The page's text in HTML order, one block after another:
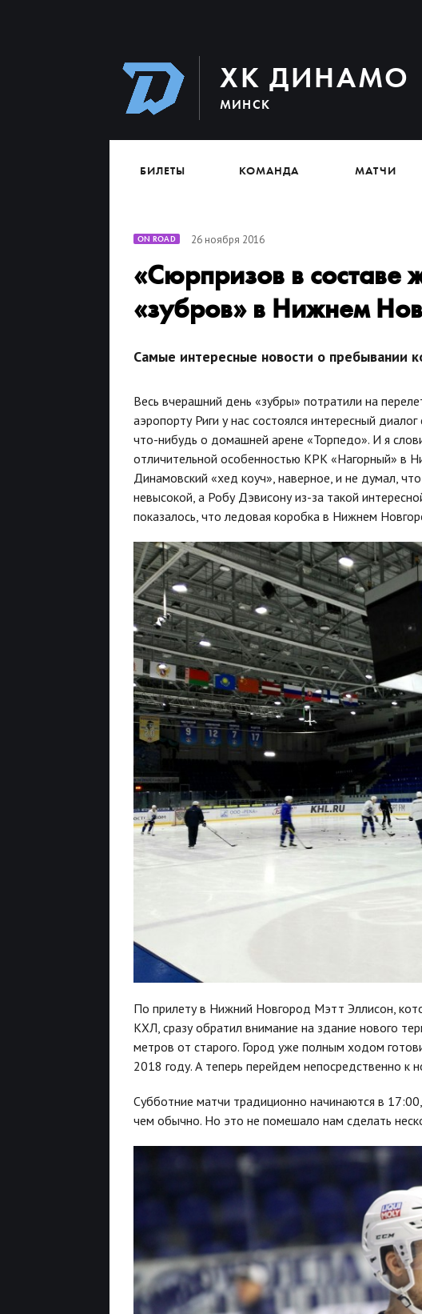
ХК ДИНАМО
МИНСК
БИЛЕТЫ КОМАНДА МАТЧИ
ON ROAD 26 ноября 2016
«Сюрпризов в составе
«зубров» в Нижнем
Самые интересные новости о пребывании
Весь вчерашний день «зубры» потратили на
аэропорту Риги у нас состоялся интересный
что-нибудь о домашней арене «Торпедо». И я
отличительной особенностью КРК «Нагорный» в
Динамовский «хед коуч», наверное, и не думал,
невысокой, а Робу Дэвисону из-за такой
показалось, что ледовая коробка в Нижнем
По прилету в Нижний Новгород Мэтт Эллисон,
КХЛ, сразу обратил внимание на здание нового
метров от старого. Город уже полным ходом
2018 году. А теперь перейдем непосредственно к
Субботние матчи традиционно начинаются в
чем обычно. Но это не помешало нам сделать